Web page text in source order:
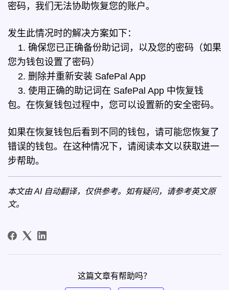
密码，我们无法协助恢复您的账户。
发生此情况时的解决方案如下：
1. 确保您已正确备份助记词，以及您的密码（如果
您为钱包设置了密码）
2. 删除并重新安装 SafePal App
3. 使用正确的助记词在 SafePal App 中恢复钱
包。在恢复钱包过程中，您可以设置新的安全密码。
如果在恢复钱包后看到不同的钱包，请可能您恢复了
错误的钱包。在这种情况下，请阅读本文以获取进一
步帮助。
本文由 AI 自动翻译，仅供参考。如有疑问，请参考英文原
文。
这篇文章有帮助吗？